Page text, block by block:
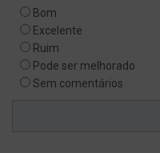
Bom
Excelente
Ruim
Pode ser melhorado
Sem comentários